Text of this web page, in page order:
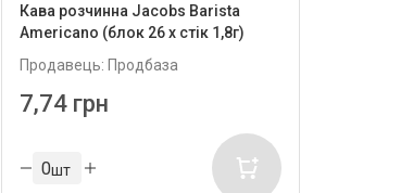
Кава розчинна Jacobs Barista
Americano (блок 26 x стік 1,8г)
Продавець: Продбаза
7,74 грн
шт